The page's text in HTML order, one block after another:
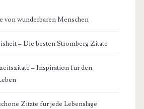
von wunderbaren Menschen
– Die besten Stromberg Zitate
– Inspiration fur den
Zitate fur jede Lebenslage